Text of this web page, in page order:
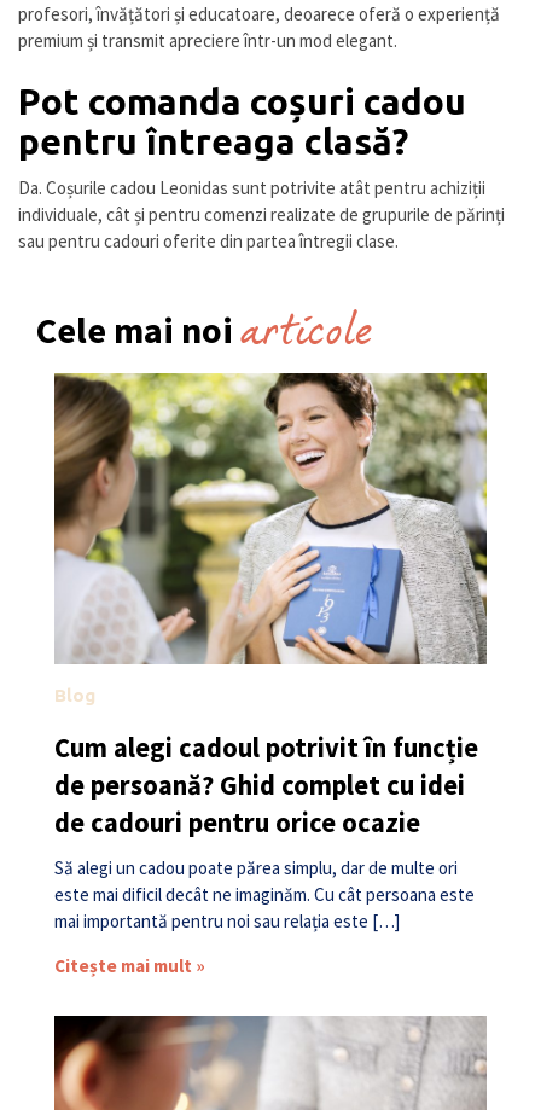
profesori, învățători și educatoare, deoarece oferă o experiență
premium și transmit apreciere într-un mod elegant.
Pot comanda coșuri cadou
pentru întreaga clasă?
Da. Coșurile cadou Leonidas sunt potrivite atât pentru achiziții
individuale, cât și pentru comenzi realizate de grupurile de părinți
sau pentru cadouri oferite din partea întregii clase.
Cele mai noi articole
Blog
Cum alegi cadoul potrivit în funcție
de persoană? Ghid complet cu idei
de cadouri pentru orice ocazie
Să alegi un cadou poate părea simplu, dar de multe ori
este mai dificil decât ne imaginăm. Cu cât persoana este
mai importantă pentru noi sau relația este […]
Citește mai mult »